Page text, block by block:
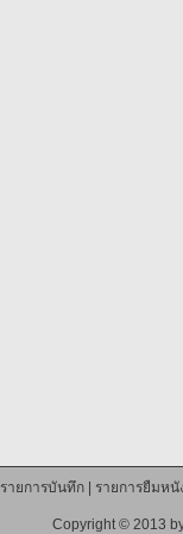
รายการบันทึก| รายการยืมหนั
Copyright © 2013 by